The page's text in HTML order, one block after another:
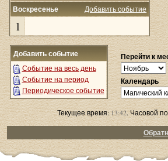
Добавить событие
Воскресенье
1
Добавить событие
Событие на весь день
Событие на период
Периодическое событие
Перейти к
Календарь
Текущее время:13:42. Часовой